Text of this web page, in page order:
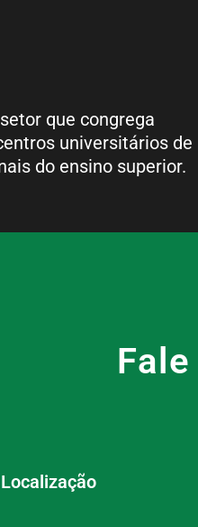
que congrega
universitários de
do ensino superior.
Localização